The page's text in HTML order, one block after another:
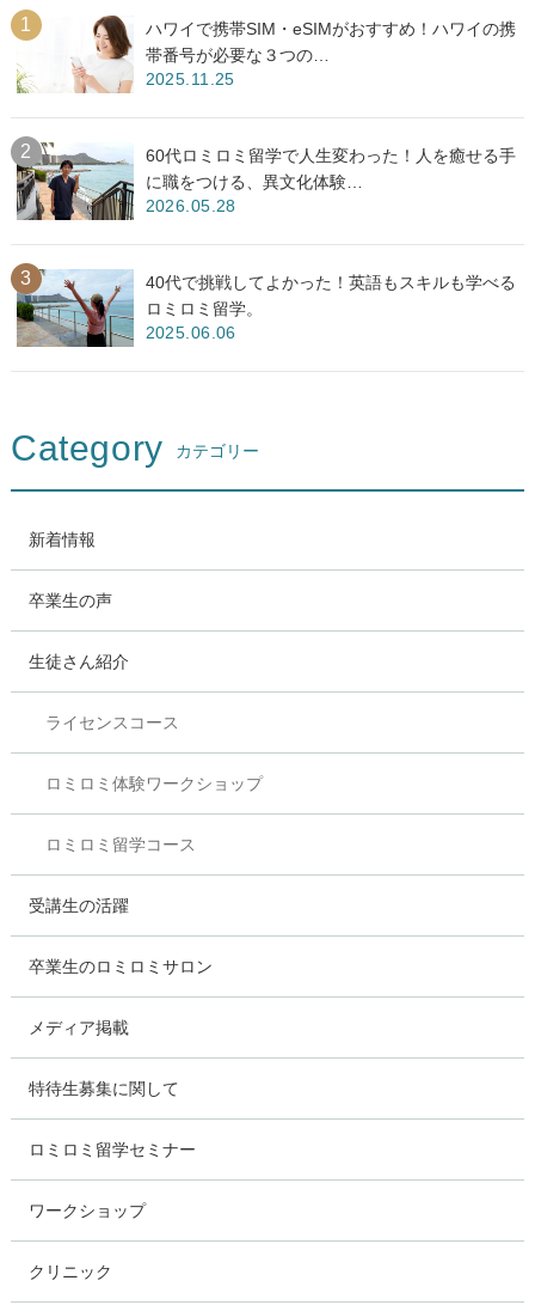
ハワイで携帯SIM・eSIMがおすすめ！ハワイの携
帯番号が必要な３つの…
2025.11.25
60代ロミロミ留学で人生変わった！人を癒せる手
に職をつける、異文化体験…
2026.05.28
40代で挑戦してよかった！英語もスキルも学べる
ロミロミ留学。
2025.06.06
Category カテゴリー
新着情報
卒業生の声
生徒さん紹介
ライセンスコース
ロミロミ体験ワークショップ
ロミロミ留学コース
受講生の活躍
卒業生のロミロミサロン
メディア掲載
特待生募集に関して
ロミロミ留学セミナー
ワークショップ
クリニック